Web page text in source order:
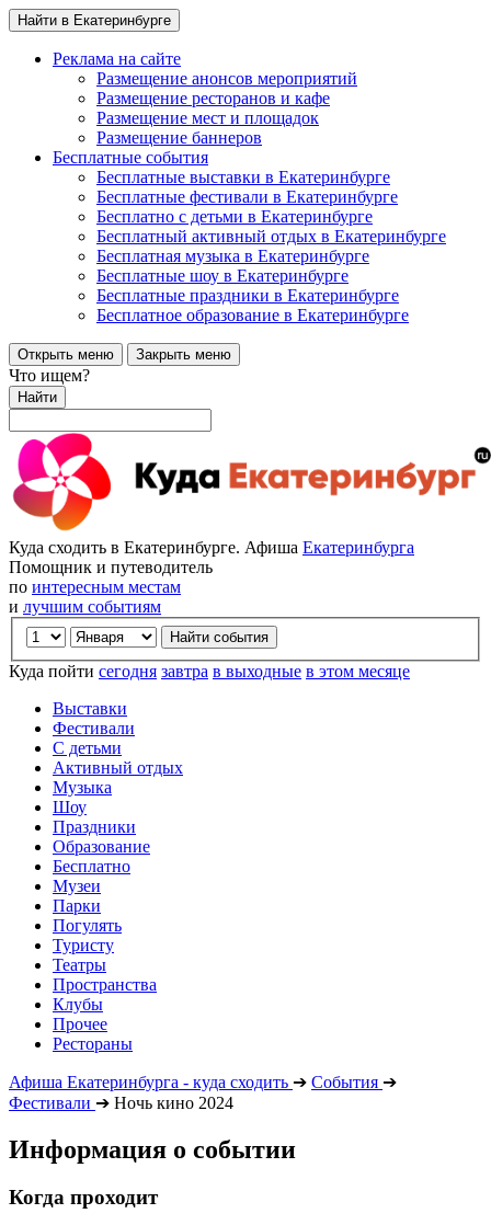
Найти в Екатеринбурге
Реклама на сайте
Размещение анонсов мероприятий
Размещение ресторанов и кафе
Размещение мест и площадок
Размещение баннеров
Бесплатные события
Бесплатные выставки в Екатеринбурге
Бесплатные фестивали в Екатеринбурге
Бесплатно с детьми в Екатеринбурге
Бесплатный активный отдых в Екатеринбурге
Бесплатная музыка в Екатеринбурге
Бесплатные шоу в Екатеринбурге
Бесплатные праздники в Екатеринбурге
Бесплатное образование в Екатеринбурге
Открыть меню Закрыть меню
Что ищем?
Найти
Куда сходить в Екатеринбурге. Афиша Екатеринбурга
Помощник и путеводитель
по интересным местам
и лучшим событиям
Куда пойти сегодня завтра в выходные в этом месяце
Выставки
Фестивали
С детьми
Активный отдых
Музыка
Шоу
Праздники
Образование
Бесплатно
Музеи
Парки
Погулять
Туристу
Театры
Пространства
Клубы
Прочее
Рестораны
Афиша Екатеринбурга - куда сходить ➔ События ➔
Фестивали ➔ Ночь кино 2024
Информация о событии
Когда проходит